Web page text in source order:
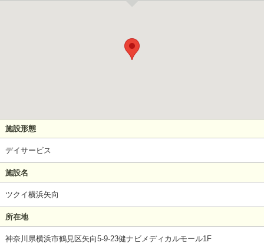
施設形態
デイサービス
施設名
ツクイ横浜矢向
所在地
神奈川県横浜市鶴見区矢向5-9-23健ナビメディカルモール1F